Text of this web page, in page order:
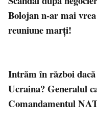
Bolojan n-ar mai
reuniune marţi!
Intrăm în război
Ucraina? Generalul
Comandamentul